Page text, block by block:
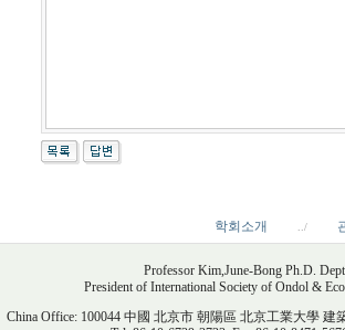
학회소개 ../
Professor Kim,June-Bong Ph.D.
President of International Society of Ondol &
China Office: 100044 中國 北京市 朝陽區 北京工業大學